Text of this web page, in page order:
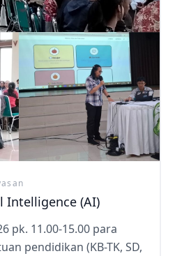
Intelligence (AI)
pk. 11.00-15.00 para
pendidikan (KB-TK, SD,